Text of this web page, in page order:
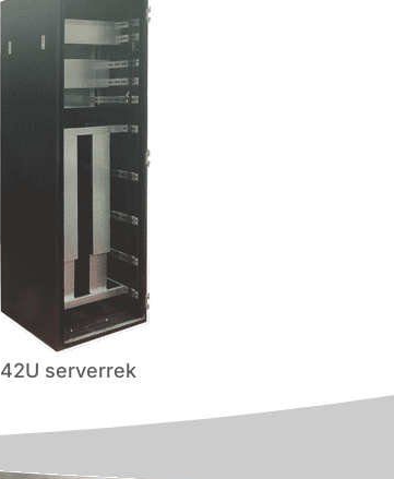
42U serverrek